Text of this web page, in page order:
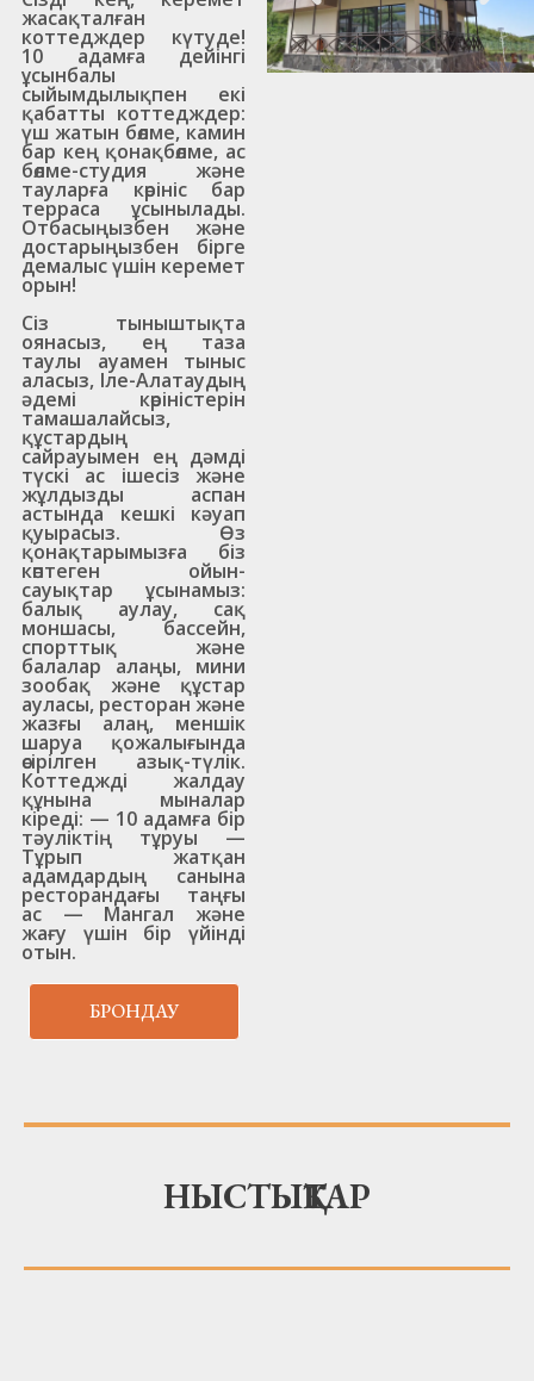
жасақталған
коттедждер күтуде!
10 адамға дейінгі
ұсынбалы
сыйымдылықпен екі
қабатты коттедждер:
үш жатын бөлме, камин
бар кең қонақбөлме, ас
бөлме-студия және
тауларға көрініс бар
терраса ұсынылады.
Отбасыңызбен және
достарыңызбен бірге
демалыс үшін керемет
орын!
Сіз тыныштықта
оянасыз, ең таза
таулы ауамен тыныс
аласыз, Іле-Алатаудың
әдемі көріністерін
тамашалайсыз,
құстардың
сайрауымен ең дәмді
түскі ас ішесіз және
жұлдызды аспан
астында кешкі кәуап
қуырасыз. Өз
қонақтарымызға біз
көптеген ойын-
cауықтар ұсынамыз:
балық аулау, сақ
моншасы, бассейн,
спорттық және
балалар алаңы, мини
зообақ және құстар
ауласы, ресторан және
жазғы алаң, меншік
шаруа қожалығында
өсірілген азық-түлік.
Коттеджді жалдау
құнына мыналар
кіреді: — 10 адамға бір
тәуліктің тұруы —
Тұрып жатқан
адамдардың санына
ресторандағы таңғы
ас — Мангал және
жағу үшін бір үйінді
отын.
БРОНДАУ
НЫСТЫҚТАР